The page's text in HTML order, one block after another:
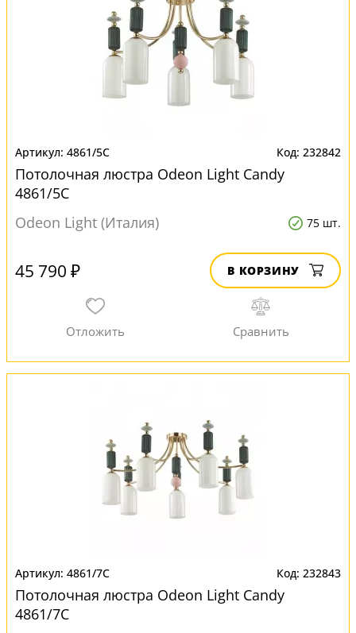
4861/5C 232842
Потолочная люстра Odeon Light Candy
4861/5C
Odeon Light (Италия)
75 шт.
45 790 ₽ В КОРЗИНУ
4861/7C 232843
Потолочная люстра Odeon Light Candy
4861/7C